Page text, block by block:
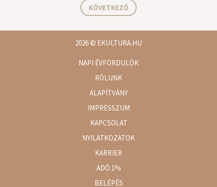
KÖVETKEZŐ
2026© EKULTURA.HU
NAPI ÉVFORDULÓK
RÓLUNK
ALAPÍTVÁNY
IMPRESSZUM
KAPCSOLAT
NYILATKOZATOK
KARRIER
ADÓ 1%
BELÉPÉS